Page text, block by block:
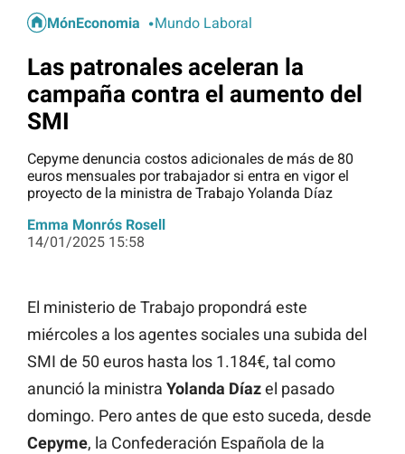
MónEconomia Mundo Laboral
Las patronales aceleran la
campaña contra el aumento del
SMI
Cepyme denuncia costos adicionales de más de 80
euros mensuales por trabajador si entra en vigor el
proyecto de la ministra de Trabajo Yolanda Díaz
Emma Monrós Rosell
14/01/2025 15:58
El ministerio de Trabajo propondrá este
miércoles a los agentes sociales una subida del
SMI de 50 euros hasta los 1.184€, tal como
anunció la ministra Yolanda Díazel pasado
domingo. Pero antes de que esto suceda, desde
Cepyme, la Confederación Española de la